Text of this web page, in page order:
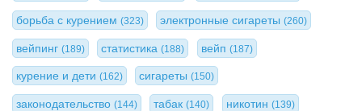
борьба с курением (323) электронные сигареты(260)
вейпинг (189) статистика(188) вейп (187)
курение и дети (162) сигареты(150)
законодательство (144) табак(140) никотин (139)